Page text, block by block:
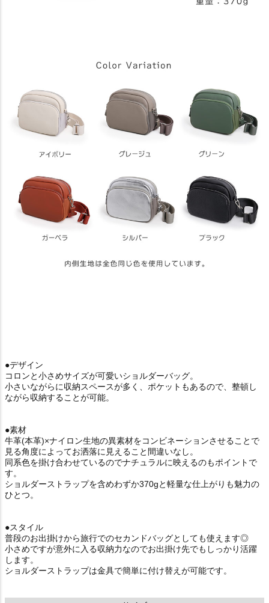
●デザイン
コロンと小さめサイズが可愛いショルダーバッグ。
小さいながらに収納スペースが多く、ポケットもあるので、整頓し
ながら収納することが可能。
●素材
牛革(本革)×ナイロン生地の異素材をコンビネーションさせることで
見る角度によってお洒落に見えること間違いなし。
同系色を掛け合わせているのでナチュラルに映えるのもポイントで
す。
ショルダーストラップを含めわずか370gと軽量な仕上がりも魅力の
ひとつ。
●スタイル
普段のお出掛けから旅行でのセカンドバッグとしても使えます◎
小さめですが意外に入る収納力なのでお出掛け先でもしっかり活躍
します。
ショルダーストラップは金具で簡単に付け替えが可能です。